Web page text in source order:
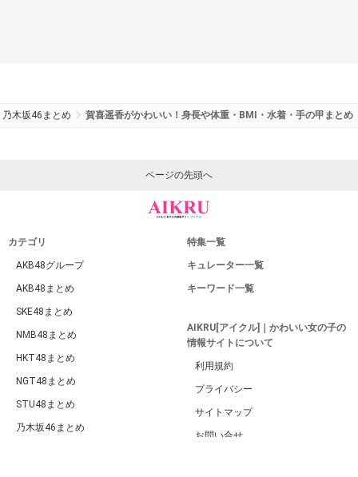
乃木坂46まとめ 賀喜遥香がかわいい！身長や体重・BMI・水着・手の甲まとめ
ページの先頭へ
カテゴリ
AKB48グループ
AKB48まとめ
SKE48まとめ
NMB48まとめ
HKT48まとめ
NGT48まとめ
STU48まとめ
乃木坂46まとめ
特集一覧
キュレーター一覧
キーワード一覧
AIKRU[アイクル]｜かわいい女の子の
情報サイトについて
利用規約
プライバシー
サイトマップ
お問い合せ